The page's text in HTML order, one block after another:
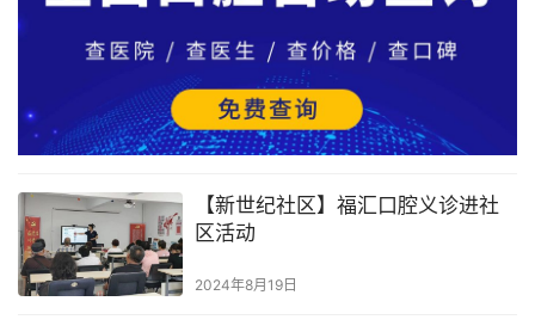
【新世纪社区】福汇口腔义诊进社
区活动
2024年8月19日